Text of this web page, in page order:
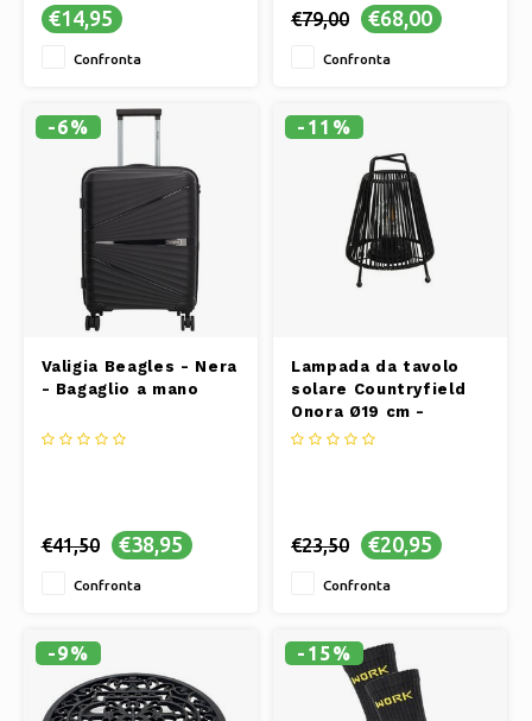
al computer
€14,95
Confronta
€79,00 €68,00
Confronta
-6%
Valigia Beagles - Nera
- Bagaglio a mano
€41,50 €38,95
Confronta
-11%
Lampada da tavolo
solare Countryfield
Onora Ø19 cm -
Altezza 22 cm - Nera
€23,50 €20,95
Confronta
-9% -15%